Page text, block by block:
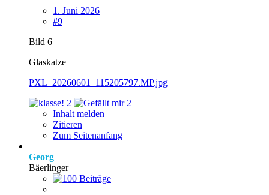
1. Juni 2026
#9
Bild 6
Glaskatze
PXL_20260601_115205797.MP.jpg
2
2
Inhalt melden
Zitieren
Zum Seitenanfang
Georg
Bäerlinger